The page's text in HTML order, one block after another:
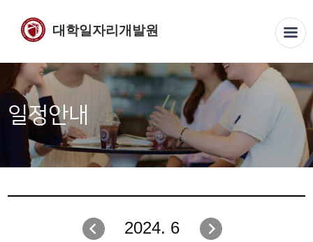
대학일자리개발원
일정안내
2024. 6